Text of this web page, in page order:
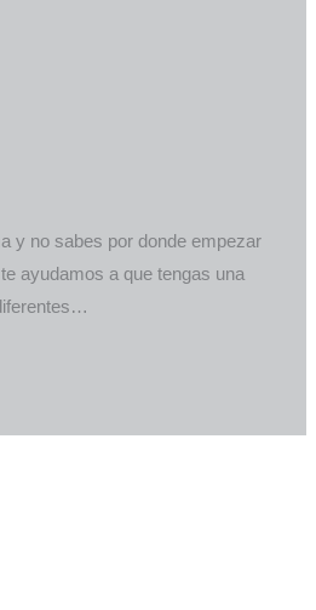
y no sabes por donde empezar
ayudamos a que tengas una